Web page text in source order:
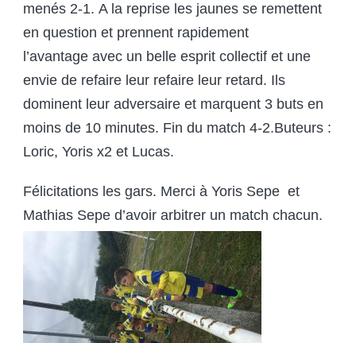
menés 2-1. A la reprise les jaunes se remettent
en question et prennent rapidement
l’avantage avec un belle esprit collectif et une
envie de refaire leur refaire leur retard. Ils
dominent leur adversaire et marquent 3 buts en
moins de 10 minutes. Fin du match 4-2.Buteurs :
Loric, Yoris x2 et Lucas.
Félicitations les gars. Merci à Yoris Sepe et
Mathias Sepe d’avoir arbitrer un match chacun.